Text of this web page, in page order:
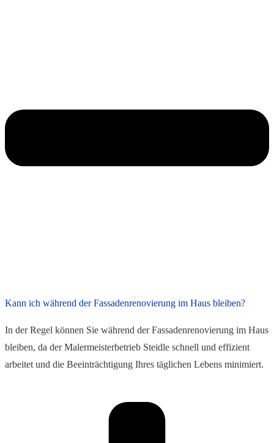
Kann ich während der Fassadenrenovierung im Haus bleiben?
In der Regel können Sie während der Fassadenrenovierung im Haus
bleiben, da der Malermeisterbetrieb Steidle schnell und effizient
arbeitet und die Beeinträchtigung Ihres täglichen Lebens minimiert.